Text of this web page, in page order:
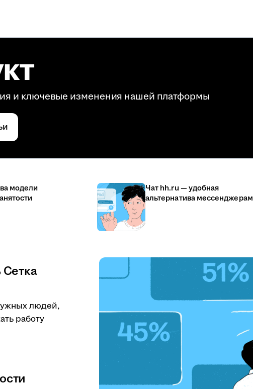
и ключевые изменения нашей платформы
модели
Чат hh.ru — удобная
альтернатива мессенджерам
людей,
работу